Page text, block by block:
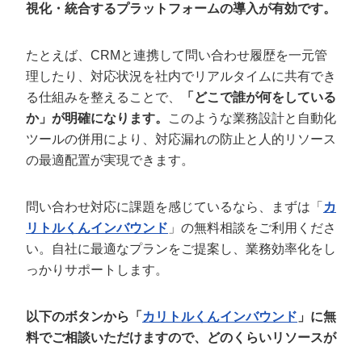
視化・統合するプラットフォームの導入が有効です。
たとえば、CRMと連携して問い合わせ履歴を一元管
理したり、対応状況を社内でリアルタイムに共有でき
る仕組みを整えることで、
「どこで誰が何をしている
か」が明確になります。
このような業務設計と自動化
ツールの併用により、対応漏れの防止と人的リソース
の最適配置が実現できます。
問い合わせ対応に課題を感じているなら、まずは「 カ
リトルくんインバウンド 」の無料相談をご利用くださ
い。自社に最適なプランをご提案し、業務効率化をし
っかりサポートします。
以下のボタンから「 カリトルくんインバウンド 」に無
料でご相談いただけますので、どのくらいリソースが